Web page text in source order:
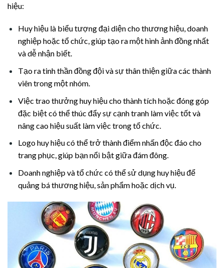
hiệu:
Huy hiệu là biểu tượng đại diện cho thương hiệu, doanh
nghiệp hoặc tổ chức, giúp tạo ra một hình ảnh đồng nhất
và dễ nhận biết.
Tạo ra tinh thần đồng đội và sự thân thiện giữa các thành
viên trong một nhóm.
Việc trao thưởng huy hiệu cho thành tích hoặc đóng góp
đặc biệt có thể thúc đẩy sự cạnh tranh làm việc tốt và
nâng cao hiệu suất làm việc trong tổ chức.
Logo huy hiệu có thể trở thành điểm nhấn độc đáo cho
trang phục, giúp bạn nổi bật giữa đám đông.
Doanh nghiệp và tổ chức có thể sử dụng huy hiệu để
quảng bá thương hiệu, sản phẩm hoặc dịch vụ.